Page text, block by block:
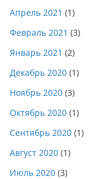
Апрель 2021 (1)
Февраль 2021 (3)
Январь 2021 (2)
Декабрь 2020 (1)
Ноябрь 2020 (3)
Октябрь 2020 (1)
Сентябрь 2020 (1)
Август 2020 (1)
Июль 2020 (3)